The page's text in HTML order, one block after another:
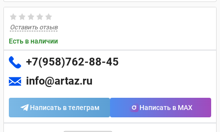
Оставить отзыв
Есть в наличии
+7(958)762-88-45
info@artaz.ru
Написать в телеграм Написать в MAX